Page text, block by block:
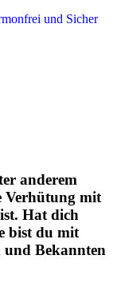
anderem
Verhütung mit
Hat dich
bist du mit
Bekannten